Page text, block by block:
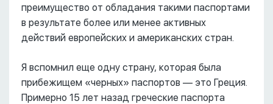
преимущество от обладания такими паспортами
в результате более или менее активных
действий европейских и американских стран.
Я вспомнил еще одну страну, которая была
прибежищем «черных» паспортов –– это Греция.
Примерно 15 лет назад греческие паспорта